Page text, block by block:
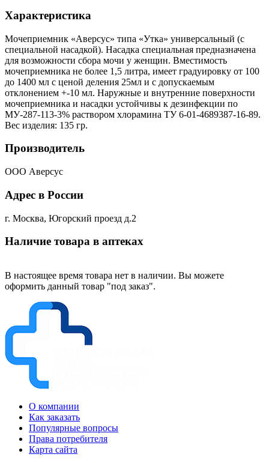
Характеристика
Мочеприемник «Аверсус» типа «Утка» универсальный (с
специальной насадкой). Насадка специальная предназначена
для возможности сбора мочи у женщин. Вместимость
мочеприемника не более 1,5 литра, имеет градуировку от 100
до 1400 мл с ценой деления 25мл и с допускаемым
отклонением +-10 мл. Наружные и внутренние поверхности
мочеприемника и насадки устойчивы к дезинфекции по
МУ-287-113-3% раствором хлорамина ТУ 6-01-4689387-16-89.
Вес изделия: 135 гр.
Производитель
ООО Аверсус
Адрес в России
г. Москва, Югорский проезд д.2
Наличие товара в аптеках
В настоящее время товара нет в наличии. Вы можете
оформить данный товар "под заказ".
О компании
Как заказать
Популярные вопросы
Права потребителя
Карта сайта